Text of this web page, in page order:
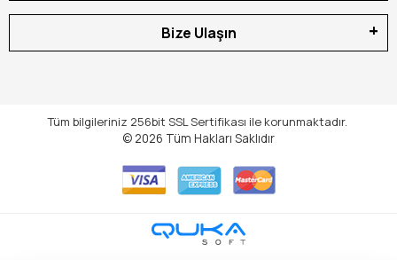
Bize Ulaşın
Tüm bilgileriniz 256bit SSL Sertifikası ile korunmaktadır.
© 2026 Tüm Hakları Saklıdır